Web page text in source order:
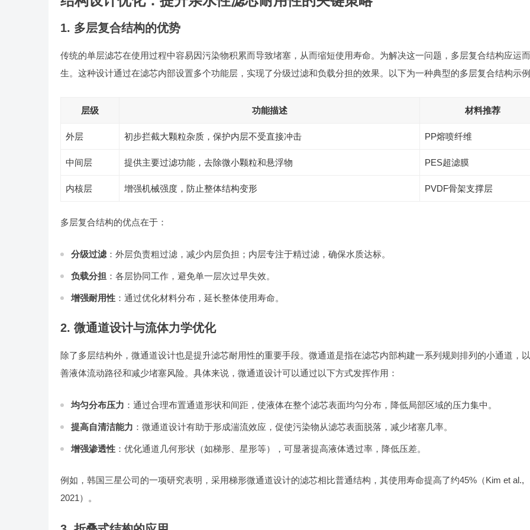
1. 多层复合结构的优势
传统的单层滤芯在使用过程中容易因污染物积累而导致堵塞，从而缩短使用寿命。为解决这一问题，多层复合结构应运而
生。这种设计通过在滤芯内部设置多个功能层，实现了分级过滤和负载分担的效果。以下为一种典型的多层复合结构示
层级 功能描述 材料推荐
外层 初步拦截大颗粒杂质，保护内层不受直接冲击 PP熔喷纤维
中间层 提供主要过滤功能，去除微小颗粒和悬浮物 PES超滤膜
内核层 增强机械强度，防止整体结构变形 PVDF骨架支撑层
多层复合结构的优点在于：
分级过滤 ：外层负责粗过滤，减少内层负担；内层专注于精过滤，确保水质达标。
负载分担 ：各层协同工作，避免单一层次过早失效。
增强耐用性 ：通过优化材料分布，延长整体使用寿命。
2. 微通道设计与流体力学优化
除了多层结构外，微通道设计也是提升滤芯耐用性的重要手段。微通道是指在滤芯内部构建一系列规则排列的小通道，
善液体流动路径和减少堵塞风险。具体来说，微通道设计可以通过以下方式发挥作用：
均匀分布压力 ：通过合理布置通道形状和间距，使液体在整个滤芯表面均匀分布，降低局部区域的压力集中。
提高自清洁能力 ：微通道设计有助于形成湍流效应，促使污染物从滤芯表面脱落，减少堵塞几率。
增强渗透性 ：优化通道几何形状（如梯形、星形等），可显著提高液体透过率，降低压差。
例如，韩国三星公司的一项研究表明，采用梯形微通道设计的滤芯相比普通结构，其使用寿命提高了约45%（Kim et al.,
2021）。